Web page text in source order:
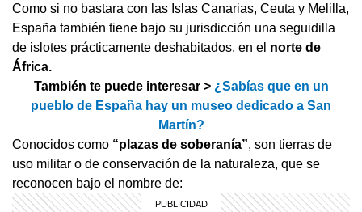
Como si no bastara con las Islas Canarias, Ceuta y Melilla,
España también tiene bajo su jurisdicción una seguidilla
de islotes prácticamente deshabitados, en el norte de
África.
También te puede interesar > ¿Sabías que en un
pueblo de España hay un museo dedicado a San
Martín?
Conocidos como “plazas de soberanía”, son tierras de
uso militar o de conservación de la naturaleza, que se
reconocen bajo el nombre de: